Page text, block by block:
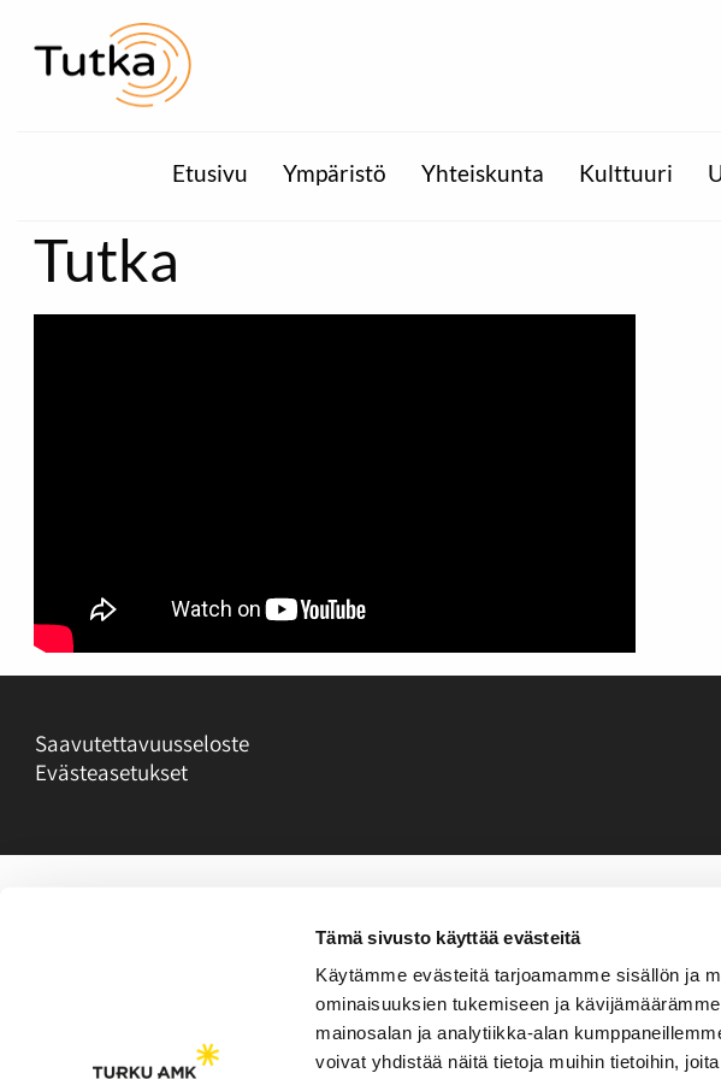
Tämä sivusto käyttää evästeitä
Käytämme evästeitä tarjoamamme sisällön ja
ominaisuuksien tukemiseen ja
mainosalan ja analytiikka-alan
voivat yhdistää näitä tietoja muihin tietoihin,
Etusivu Ympäristö Yhteiskunta Kulttuuri
Tutka
Saavutettavuusseloste
Evästeasetukset